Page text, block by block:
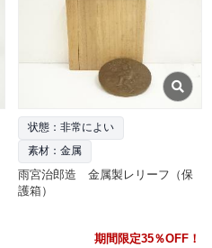
状態：非常によい
素材：金属
雨宮治郎造 金属製レリーフ（保
護箱）
期間限定35％OFF！